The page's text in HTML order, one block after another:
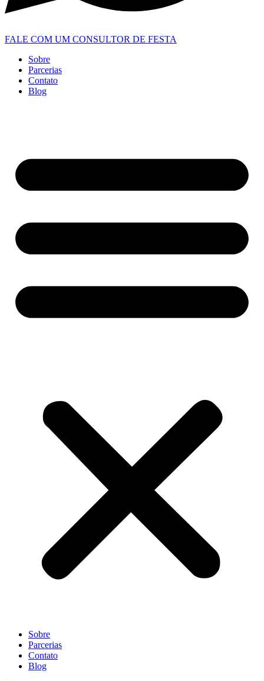
FALE COM UM CONSULTOR DE FESTA
Sobre
Parcerias
Contato
Blog
Sobre
Parcerias
Contato
Blog